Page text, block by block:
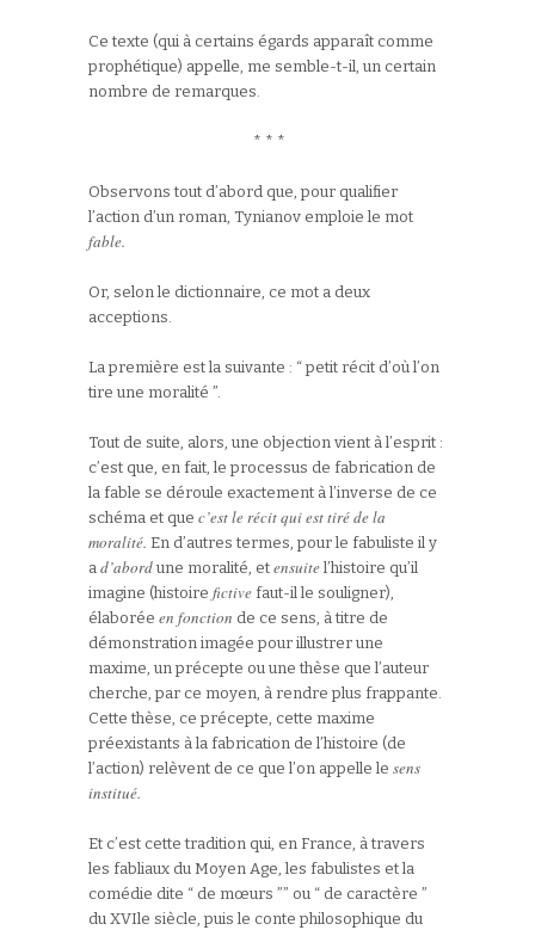
Ce texte (qui à certains égards apparaît comme
prophétique) appelle, me semble-t-il, un certain
nombre de remarques.
* * *
Observons tout d’abord que, pour qualifier
l’action d’un roman, Tynianov emploie le mot
fable.
Or, selon le dictionnaire, ce mot a deux
acceptions.
La première est la suivante : “ petit récit d’où l’on
tire une moralité ”.
Tout de suite, alors, une objection vient à l’esprit :
c’est que, en fait, le processus de fabrication de
la fable se déroule exactement à l’inverse de ce
schéma et que c’est le récit qui est tiré de la
moralité. En d’autres termes, pour le fabuliste il y
a d’abord une moralité, et ensuite l’histoire qu’il
imagine (histoire fictive faut-il le souligner),
élaborée en fonction de ce sens, à titre de
démonstration imagée pour illustrer une
maxime, un précepte ou une thèse que l’auteur
cherche, par ce moyen, à rendre plus frappante.
Cette thèse, ce précepte, cette maxime
préexistants à la fabrication de l’histoire (de
l’action) relèvent de ce que l’on appelle le sens
institué.
Et c’est cette tradition qui, en France, à travers
les fabliaux du Moyen Age, les fabulistes et la
comédie dite “ de mœurs ”” ou “ de caractère ”
du XVIle siècle, puis le conte philosophique du